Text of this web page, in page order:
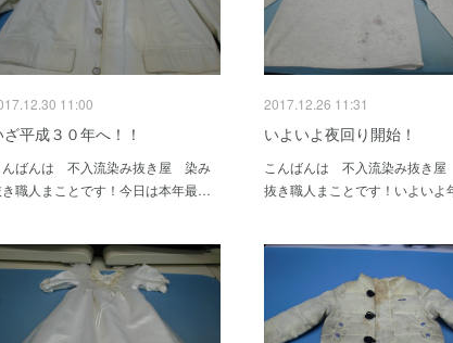
11:00
ざ平成３０年へ！！
んばんは 不入流染み抜き屋 染み
職人まことです！今日は本年最…
2017.12.26 11:31
いよいよ夜回り開始！
こんばんは 不入流染み抜き
抜き職人まことです！いよい